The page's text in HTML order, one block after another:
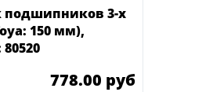
подшипников 3-х
150 мм),
778.00 руб